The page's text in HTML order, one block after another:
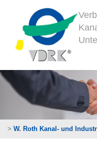
> W. Roth Kanal- und